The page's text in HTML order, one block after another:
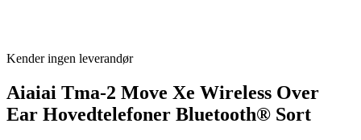
Kender ingen leverandør
Aiaiai Tma-2 Move Xe Wireless Over
Ear Hovedtelefoner Bluetooth® Sort